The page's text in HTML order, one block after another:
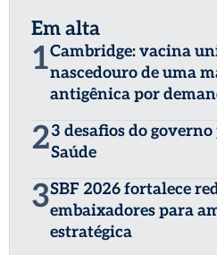
Em alta
1Cambridge: vacina
nascedouro de uma
antigênica por
23 desafios do
Saúde
3SBF 2026 fortalece
embaixadores para
estratégica